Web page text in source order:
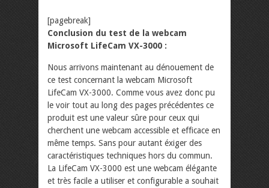
[pagebreak]
Conclusion du test de la webcam
Microsoft LifeCam VX-3000 :
Nous arrivons maintenant au dénouement de
ce test concernant la webcam Microsoft
LifeCam VX-3000. Comme vous avez donc pu
le voir tout au long des pages précédentes ce
produit est une valeur sûre pour ceux qui
cherchent une webcam accessible et efficace en
même temps. Sans pour autant éxiger des
caractéristiques techniques hors du commun.
La LifeCam VX-3000 est une webcam élégante
et très facile a utiliser et configurable a souhait